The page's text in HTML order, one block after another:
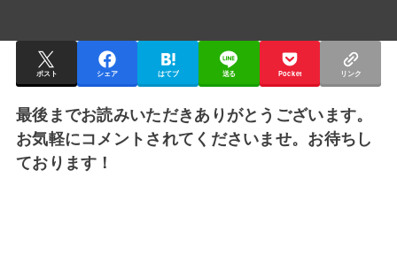
ポスト シェア はてブ 送る Pocket リンク
最後までお読みいただきありがとうございます。
お気軽にコメントされてくださいませ。お待ちし
ております！